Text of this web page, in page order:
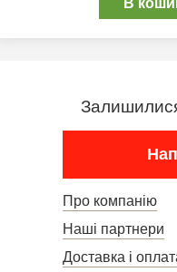
В
Про компанію
Наші партнери
Доставка і